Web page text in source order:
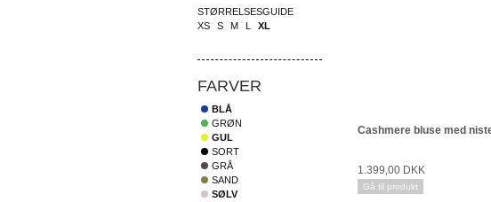
STØRRELSESGUIDE
XS
S M L XL
FARVER
BLÅ
GRØN
GUL
SORT
GRÅ
SAND
SØLV
Cashmere bluse med
1.399,00 DKK
Gå til produkt